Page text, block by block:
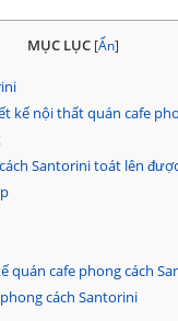
MỤC LỤC [Ẩn]
kế nội thất quán cafe
Santorini toát lên
quán cafe phong cách
cách Santorini